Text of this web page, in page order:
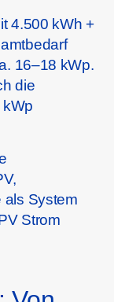
4.500 kWh +
16–18 kWp.
die
als System
Strom